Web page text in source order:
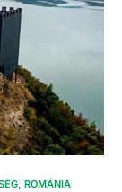
ROMÁNIA